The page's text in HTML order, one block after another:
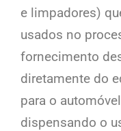
e limpadores)
usados no
fornecimento
diretamente do
para o
dispensando o